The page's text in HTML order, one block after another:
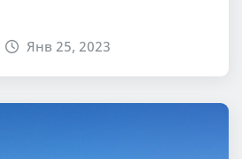
Янв 25, 2023